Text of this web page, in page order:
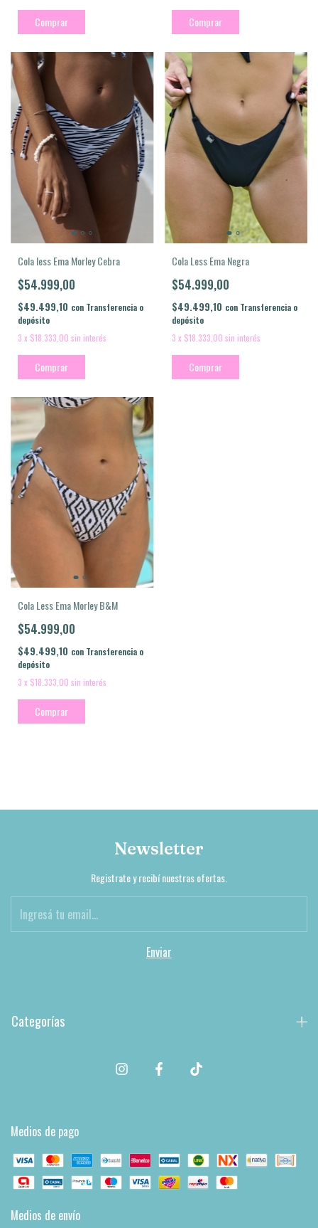
Comprar Comprar
Cola less Ema Morley Cebra
$54.999,00
$49.499,10 con Transferencia o
depósito
3 x $18.333,00 sin interés
Comprar
Cola Less Ema Negra
$54.999,00
$49.499,10 con Transferencia o
depósito
3 x $18.333,00 sin interés
Comprar
Cola Less Ema Morley B&M
$54.999,00
$49.499,10 con Transferencia o
depósito
3 x $18.333,00 sin interés
Comprar
Newsletter
Registrate y recibí nuestras ofertas.
Categorías
Medios de pago
Medios de envío